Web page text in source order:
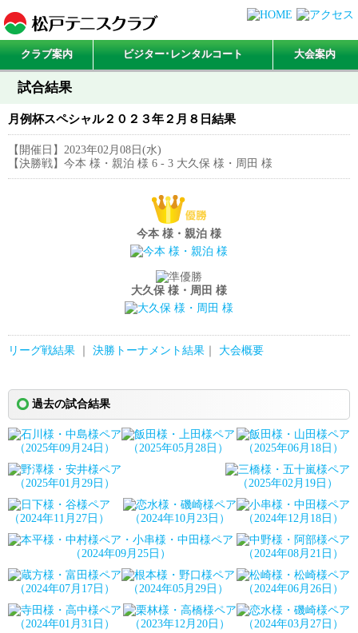
クラブ案内 ビジター･レンタルコート 大会案内
試合結果
月例杯スペシャル２０２３年２月８日結果
【開催日】2023年02月08日(水)
【決勝戦】今本 様・親泊 様 6 - 3 大久保 様・周田 様
今本 様・親泊 様
大久保 様・周田 様
リーグ戦結果 決勝トーナメント結果 大会概要
過去の試合結果
（2025年09月24日） （2025年06月18日）
（2025年05月28日）
（2025年02月19日）
（2025年01月29日）
（2024年12月18日）
（2024年11月27日） （2024年10月23日）
（2024年09月25日） （2024年08月21日）
（2024年07月17日） （2024年06月26日）
（2024年05月29日）
（2024年03月27日）
（2024年01月31日） （2023年12月20日）